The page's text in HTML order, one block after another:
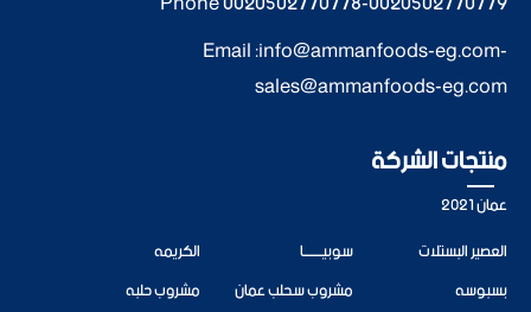
Email :info@ammanfoods-eg.com-
sales@ammanfoods-eg.com
منتجات الشركة
عمان 2021
العصير البستلات
سوبيــــــــا
الكريمه
بسبوسه
مشروب سحلب عمان
مشروب حلبه